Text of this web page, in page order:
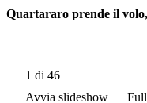
Quartararo prende il
1 di 46
Avvia slideshow